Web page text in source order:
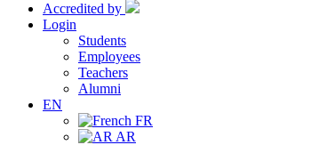
Accredited by
Login
Students
Employees
Teachers
Alumni
EN
FR
AR